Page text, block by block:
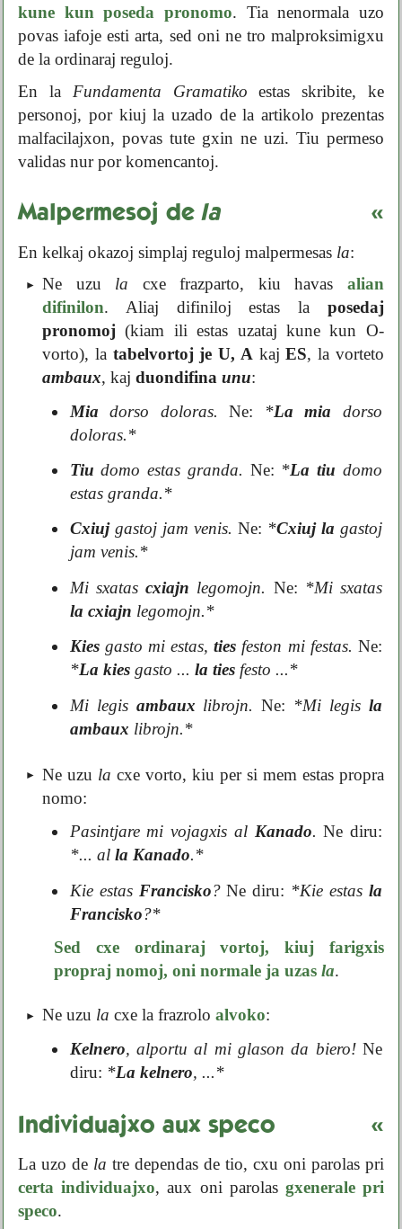
kune kun poseda pronomo. Tia nenormala uzo
povas iafoje esti arta, sed oni ne tro malproksimigxu
de la ordinaraj reguloj.
En la Fundamenta Gramatiko estas skribite, ke
personoj, por kiuj la uzado de la artikolo prezentas
malfacilajxon, povas tute gxin ne uzi. Tiu permeso
validas nur por komencantoj.
Malpermesoj dela «
En kelkaj okazoj simplaj reguloj malpermesas la:
Ne uzu la cxe frazparto, kiu havas alian
difinilon. Aliaj difiniloj estas la posedaj
pronomoj (kiam ili estas uzataj kune kun O-
vorto), la tabelvortoj je U, A kajES, la vorteto
ambaux, kajduondifinaunu:
Mia dorso doloras. Ne: *La mia dorso
doloras.*
Tiu domo estas granda. Ne: *La tiu domo
estas granda.*
Cxiujgastoj jam venis. Ne: *Cxiuj la gastoj
jam venis.*
Mi sxatascxiajn legomojn. Ne: *Mi sxatas
la cxiajn legomojn.*
Kiesgasto mi estas,ties feston mi festas. Ne:
*La kiesgasto ... la tiesfesto ...*
Mi legis ambaux librojn. Ne: *Mi legis la
ambaux librojn.*
Ne uzu la cxe vorto, kiu per si mem estas propra
nomo:
Pasintjare mi vojagxis al Kanado. Ne diru:
*... al la Kanado.*
Kie estas Francisko?Ne diru: *Kie estas la
Francisko?*
Sed cxe ordinaraj vortoj, kiuj farigxis
propraj nomoj, oni normale ja uzasla.
Ne uzu la cxe la frazroloalvoko:
Kelnero, alportu al mi glason da biero!Ne
diru: *La kelnero, ...*
Individuajxo aux speco «
La uzo de la tre dependas de tio, cxu oni parolas pri
certa individuajxo, aux oni parolas gxenerale pri
speco.